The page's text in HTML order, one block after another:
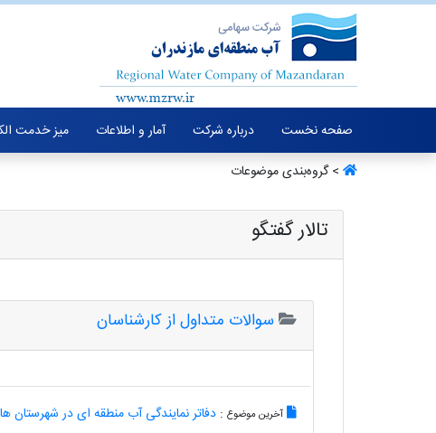
صفحه نخست درباره شرکت آمار و اطلاعات میز خدمت
> گروه‌بندی موضوعات
تالار گفتگو
سوالات متداول از کارشناسان
آخرین موضوع : دفاتر نمایندگی آب منطقه ای در